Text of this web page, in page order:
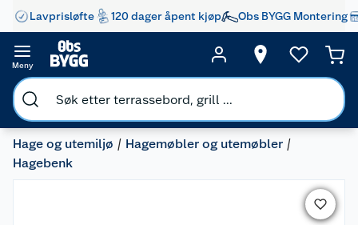
Lavprisløfte 120 dager åpent kjøp Obs BYGG Montering
Meny
Hage og utemiljø
Hagemøbler og utemøbler
Hagebenk